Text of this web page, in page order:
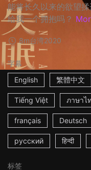
能将长久以来的欲望
给我一个拥抱吗？
8m台湾2020
字幕
English
繁體中文
Tiếng Việt ภาษาไ
français Deutsch
русский हिन्दी
标签